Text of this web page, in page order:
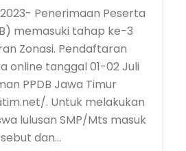
Penerimaan Peserta
memasuki tahap ke-3
Zonasi. Pendaftaran
online tanggal 01-02 Juli
PPDB Jawa Timur
. Untuk melakukan
lulusan SMP/Mts masuk
dan...